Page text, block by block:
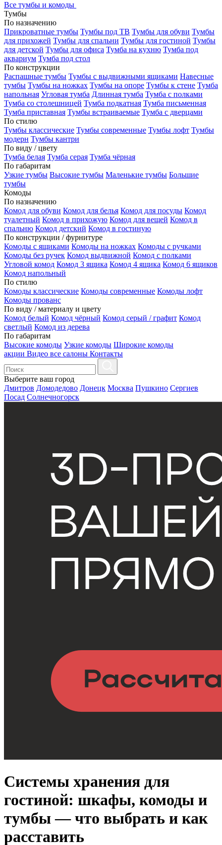
Все тумбы и комоды
Тумбы
По назначению
Прикроватные тумбы Тумбы под ТВ Тумбы для обуви Тумбы
для прихожей Тумбы для спальни Тумбы для гостиной Тумбы
для детской Тумбы для офиса Тумба на кухню Тумба под
аквариум Тумба под стол
По конструкции
Распашные тумбы Тумбы с выдвижными ящиками Навесные
тумбы Тумбы на ножках Тумбы на опоре Тумбы к стене Тумба
напольная Угловая тумба Длинная тумба Тумба с полками
Тумба со столешницей Тумба подкатная Тумба письменная
Тумба приставная Тумбы встраиваемые Тумба с дверцами
По стилю
Тумбы классические Тумбы современные Тумбы лофт Тумбы
модерн Тумбы кантри
По виду / цвету
Тумба белая Тумба серая Тумба чёрная
По габаритам
Узкие тумбы Высокие тумбы Маленькие тумбы Большие
тумбы
Комоды
По назначению
Комод для обуви Комод для белья Комод для посуды Комод
туалетный Комод в прихожую Комод для вещей Комод в
спальню Комод детский Комод в гостиную
По конструкции / фурнитуре
Комоды с ящиками Комоды на ножках Комоды с ручками
Комоды без ручек Комод выдвижной Комод с полками
Угловой комод Комод 3 ящика Комод 4 ящика Комод 6 ящиков
Комод напольный
По стилю
Комоды классические Комоды современные Комоды лофт
Комоды прованс
По виду / материалу и цвету
Комод белый Комод чёрный Комод серый / графит Комод
светлый Комод из дерева
По габаритам
Высокие комоды Узкие комоды Широкие комоды
акции Видео все салоны Контакты
Выберите ваш город
Дмитров Домодедово Донецк Москва Пушкино Сергиев
Посад Солнечногорск
Системы хранения для
гостиной: шкафы, комоды и
тумбы — что выбрать и как
расставить